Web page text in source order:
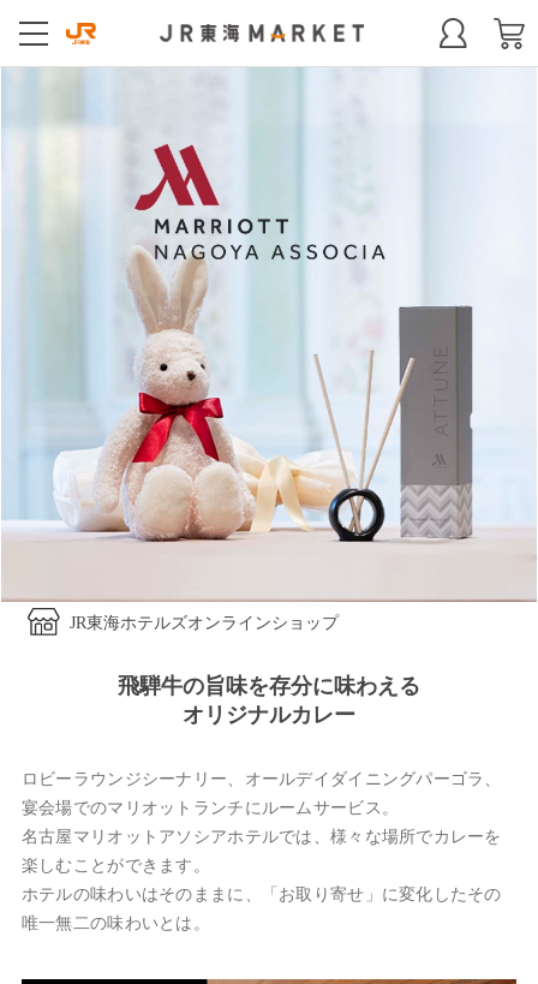
JR東海ホテルズオンラインショップ
飛騨牛の旨味を存分に味わえる
オリジナルカレー
ロビーラウンジシーナリー、オールデイダイニングパーゴラ、
宴会場でのマリオットランチにルームサービス。
名古屋マリオットアソシアホテルでは、様々な場所でカレーを
楽しむことができます。
ホテルの味わいはそのままに、「お取り寄せ」に変化したその
唯一無二の味わいとは。